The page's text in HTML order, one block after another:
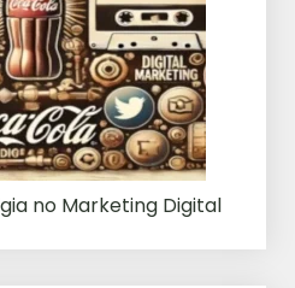
no Marketing Digital